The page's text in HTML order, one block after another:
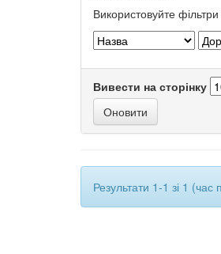
Використовуйте
Вивести на сторінку
Результати 1-1 зі 1